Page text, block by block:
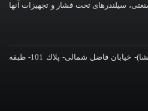
سیلندرهای تحت فشار و تجهیزات آنها
آدرس: تهران، خيابان کوی نصر (گیشا)- خيابان فاضل شمالی- پلاك 101- طبقه